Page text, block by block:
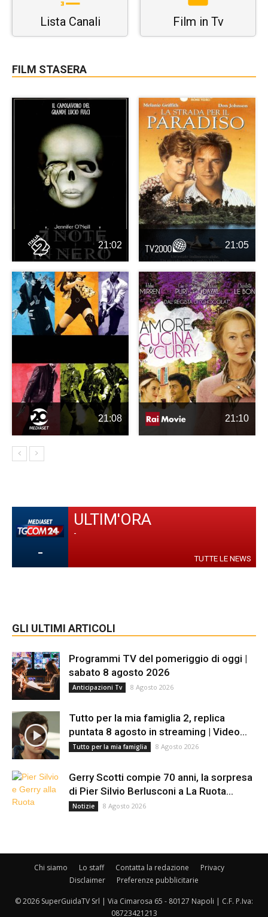
Lista Canali Film in Tv
FILM STASERA
21:02 21:05
21:08 21:10
-
ULTIM'ORA
-
TUTTE LE NEWS
GLI ULTIMI ARTICOLI
Programmi TV del pomeriggio di oggi |
sabato 8 agosto 2026
Anticipazioni Tv 8 Agosto 2026
Tutto per la mia famiglia 2, replica
puntata 8 agosto in streaming | Video...
Tutto per la mia famiglia 8 Agosto 2026
Gerry Scotti compie 70 anni, la sorpresa
di Pier Silvio Berlusconi a La Ruota...
Notizie 8 Agosto 2026
Chi siamo Lo staff Contatta la redazione
Privacy
Disclaimer
Preferenze pubblicitarie
© 2026 SuperGuidaTV Srl | Via Cimarosa 65 - 80127 Napoli | C.F. P.Iva:
08723421213